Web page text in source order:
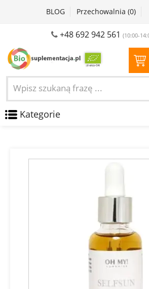
BLOG Przechowalnia (0)
+48 692 942 561 (10:00-
Kategorie